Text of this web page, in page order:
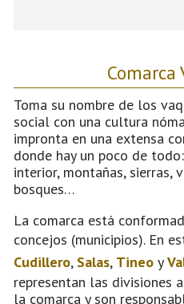
Comarca
Toma su nombre de los
social con una cultura
impronta en una extensa
donde hay un poco de
interior, montañas, sierras,
bosques…
La comarca está
concejos (municipios). En
Cudillero, Salas, Tineo y
representan las divisiones
la comarca y son